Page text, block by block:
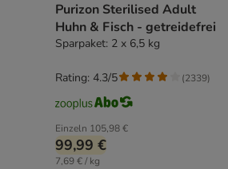
Purizon Sterilised Adult
Huhn & Fisch - getreidefrei
Sparpaket: 2 x 6,5 kg
Einzeln 105,98 €
99,99 €
7,69 € / kg
Rating: 4.3/5 (2339)